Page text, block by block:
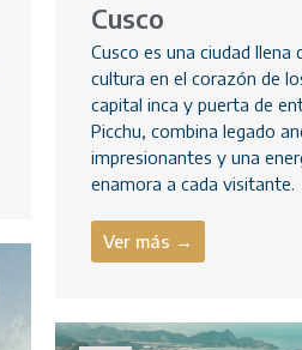
Cusco
Cusco es una ciudad llena
cultura en el corazón de
capital inca y puerta de
Picchu, combina legado
impresionantes y una
enamora a cada visitante.
Ver más →